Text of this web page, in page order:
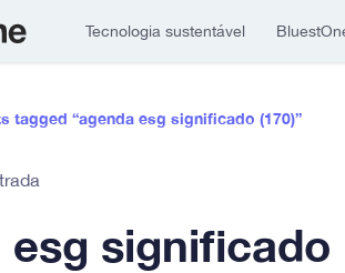
Tecnologia sustentável
tagged “agenda esg significado (170)”
significado